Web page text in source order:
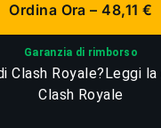
Ordina Ora – 48,11 €
Garanzia di rimborso
Clash Royale?Leggi la
Clash Royale